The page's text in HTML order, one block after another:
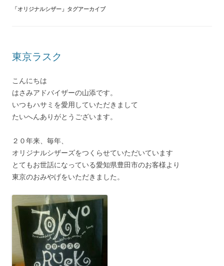
「オリジナルシザー 」タグアーカイブ
東京ラスク
こんにちは
はさみアドバイザーの山添です。
いつもハサミを愛用していただきまして
たいへんありがとうございます。
２０年来、毎年、
オリジナルシザーズをつくらせていただいています
とてもお世話になっている愛知県豊田市のお客様より
東京のおみやげをいただきました。